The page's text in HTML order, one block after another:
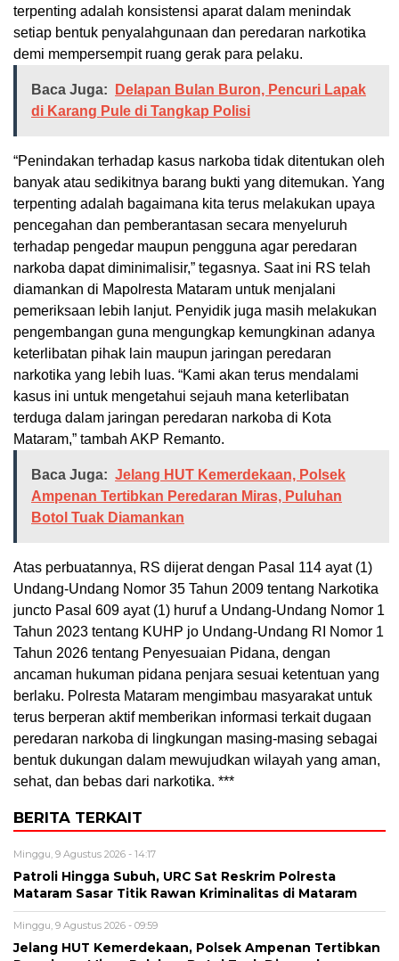
terpenting adalah konsistensi aparat dalam menindak
setiap bentuk penyalahgunaan dan peredaran narkotika
demi mempersempit ruang gerak para pelaku.
Baca Juga:
Delapan Bulan Buron, Pencuri Lapak
di Karang Pule di Tangkap Polisi
“Penindakan terhadap kasus narkoba tidak ditentukan oleh
banyak atau sedikitnya barang bukti yang ditemukan. Yang
terpenting adalah bagaimana kita terus melakukan upaya
pencegahan dan pemberantasan secara menyeluruh
terhadap pengedar maupun pengguna agar peredaran
narkoba dapat diminimalisir,” tegasnya. Saat ini RS telah
diamankan di Mapolresta Mataram untuk menjalani
pemeriksaan lebih lanjut. Penyidik juga masih melakukan
pengembangan guna mengungkap kemungkinan adanya
keterlibatan pihak lain maupun jaringan peredaran
narkotika yang lebih luas. “Kami akan terus mendalami
kasus ini untuk mengetahui sejauh mana keterlibatan
terduga dalam jaringan peredaran narkoba di Kota
Mataram,” tambah AKP Remanto.
Baca Juga: Jelang HUT Kemerdekaan, Polsek
Ampenan Tertibkan Peredaran Miras, Puluhan
Botol Tuak Diamankan
Atas perbuatannya, RS dijerat dengan Pasal 114 ayat (1)
Undang-Undang Nomor 35 Tahun 2009 tentang Narkotika
juncto Pasal 609 ayat (1) huruf a Undang-Undang Nomor 1
Tahun 2023 tentang KUHP jo Undang-Undang RI Nomor 1
Tahun 2026 tentang Penyesuaian Pidana, dengan
ancaman hukuman pidana penjara sesuai ketentuan yang
berlaku. Polresta Mataram mengimbau masyarakat untuk
terus berperan aktif memberikan informasi terkait dugaan
peredaran narkoba di lingkungan masing-masing sebagai
bentuk dukungan dalam mewujudkan wilayah yang aman,
sehat, dan bebas dari narkotika. ***
BERITA TERKAIT
Minggu, 9 Agustus 2026 - 14:17
Patroli Hingga Subuh, URC Sat Reskrim Polresta
Mataram Sasar Titik Rawan Kriminalitas di Mataram
Minggu, 9 Agustus 2026 - 09:59
Jelang HUT Kemerdekaan, Polsek Ampenan Tertibkan